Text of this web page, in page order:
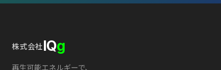
株式会社IQg
再生可能エネルギーで、